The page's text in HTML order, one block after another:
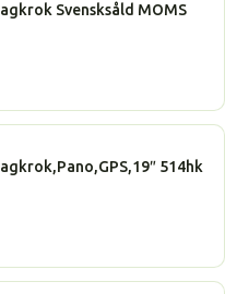
Svensksåld MOMS
514hk